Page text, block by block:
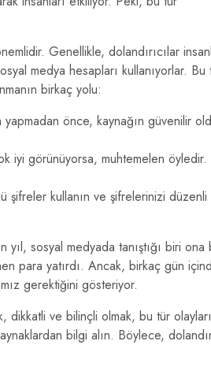
Genellikle, dolandırıcılar
medya hesapları kullanıyorlar. Bu
birkaç yolu:
yapmadan önce, kaynağın güvenilir
iyi görünüyorsa, muhtemelen öyledir.
şifreler kullanın ve şifrelerinizi
yıl, sosyal medyada tanıştığı biri
para yatırdı. Ancak, birkaç gün
gerektiğini gösteriyor.
dikkatli ve bilinçli olmak, bu tür
bilgi alın. Böylece,